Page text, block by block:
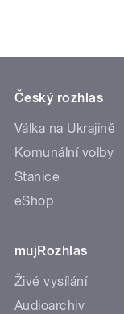
Český rozhlas
Válka na Ukrajině
Komunální volby
Stanice
eShop
mujRozhlas
Živé vysílání
Audioarchiv